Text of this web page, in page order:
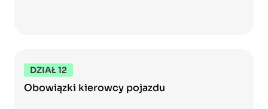
DZIAŁ 12
Obowiązki kierowcy pojazdu